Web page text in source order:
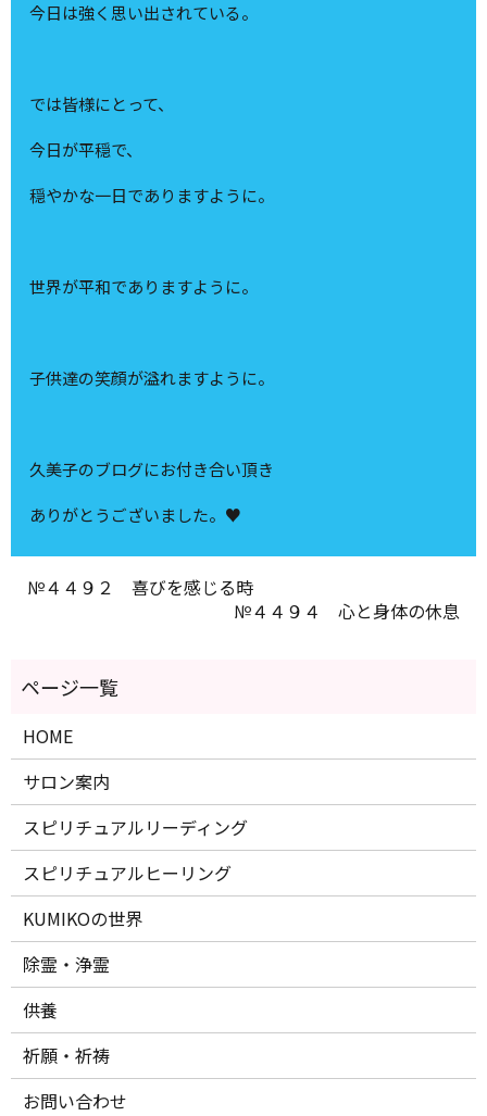
今日は強く思い出されている。
では皆様にとって、
今日が平穏で、
穏やかな一日でありますように。
世界が平和でありますように。
子供達の笑顔が溢れますように。
久美子のブログにお付き合い頂き
ありがとうございました。♥
№４４９２ 喜びを感じる時
№４４９４ 心と身体の休息
HOME
サロン案内
スピリチュアルリーディング
スピリチュアルヒーリング
KUMIKOの世界
除霊・浄霊
供養
祈願・祈祷
お問い合わせ